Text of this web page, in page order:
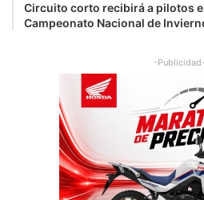
Circuito corto recibirá a pilotos
Campeonato Nacional de
-Publicidad-